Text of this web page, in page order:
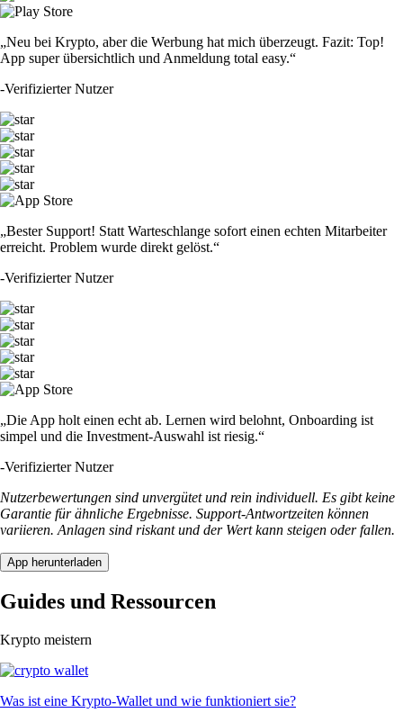
„Neu bei Krypto, aber die Werbung hat mich überzeugt. Fazit: Top!
App super übersichtlich und Anmeldung total easy.“
-Verifizierter Nutzer
„Bester Support! Statt Warteschlange sofort einen echten Mitarbeiter
erreicht. Problem wurde direkt gelöst.“
-Verifizierter Nutzer
„Die App holt einen echt ab. Lernen wird belohnt, Onboarding ist
simpel und die Investment-Auswahl ist riesig.“
-Verifizierter Nutzer
Nutzerbewertungen sind unvergütet und rein individuell. Es gibt keine
Garantie für ähnliche Ergebnisse. Support-Antwortzeiten können
variieren. Anlagen sind riskant und der Wert kann steigen oder fallen.
App herunterladen
Guides und Ressourcen
Krypto meistern
Was ist eine Krypto-Wallet und wie funktioniert sie?